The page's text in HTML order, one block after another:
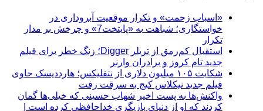
«اسباب زحمت» و تکرار موقعیت آبروداری در
خواستگاری؛ شباهت به «پایتخت7» و چرخش بر مدار
تکرار
استقبال کم‌رمق از تریلر Digger؛ زنگ خطر برای فیلم
جدید تام کروز و برادران وارنر
شکایت ۱۰۵ میلیون دلاری از نتفلیکس؛ هارددیسک حاوی
فیلم جدید نیکلاس کیج به سرقت رفت
واکنش‌ها به پست اخیر شهاب حسینی که خیلی‌ها گمان
کردند که او از دنیای بازیگری خداحافظی کرده است |